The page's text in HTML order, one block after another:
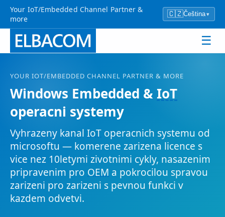
Your IoT/Embedded Channel Partner &
more
🇨🇿Čeština▾
☰
YOUR IOT/EMBEDDED CHANNEL PARTNER & MORE
Windows Embedded &IoT
operacni systemy
Vyhrazeny kanal IoT operacnich systemu od
microsoftu — komerene zarizena licence s
vice nez 10letymi zivotnimi cykly, nasazenim
pripravenim pro OEM a pokrocilou spravou
zarizeni pro zarizeni s pevnou funkci v
kazdem odvetvi.